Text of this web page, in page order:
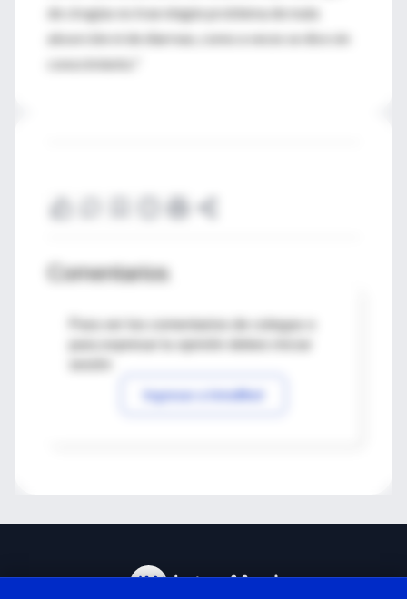
de cirugías no trae ningún problema de mala
absorción ni de diarreas, como a veces se dice sin
conocimiento."
Comentarios
Para ver los comentarios de colegas o
Ingresar a IntraMed